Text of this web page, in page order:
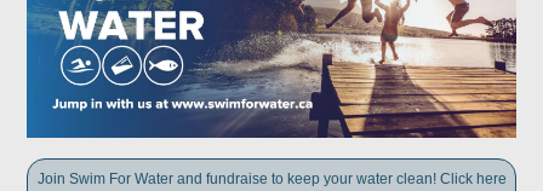
Join Swim For Water and fundraise to keep your water clean! Click here